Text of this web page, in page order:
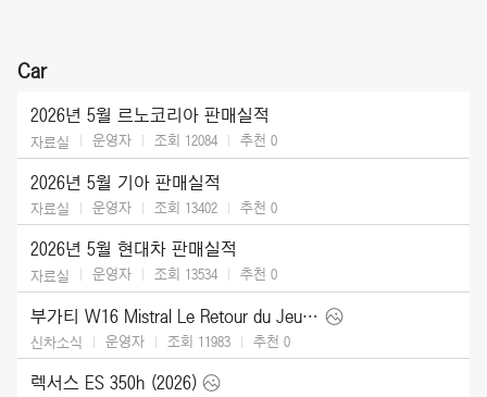
Car
2026년 5월 르노코리아 판매실적
자료실 운영자 조회 12084 추천 0
2026년 5월 기아 판매실적
자료실 운영자 조회 13402 추천 0
2026년 5월 현대차 판매실적
자료실 운영자 조회 13534 추천 0
부가티 W16 Mistral Le Retour du Jeune Prince (2026)
신차소식 운영자 조회 11983 추천 0
렉서스 ES 350h (2026)